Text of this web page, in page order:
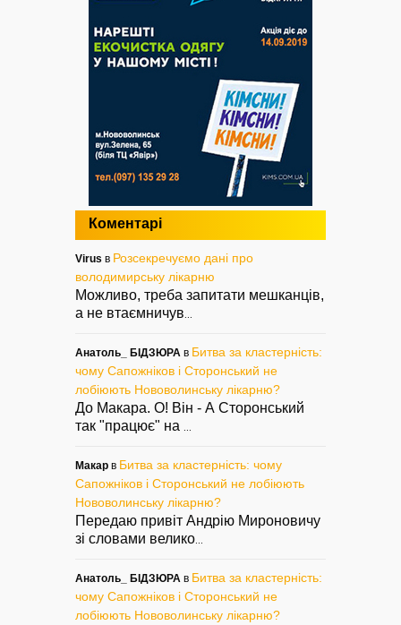
Коментарі
Virus в Розсекречуємо дані про
володимирську лікарню
Можливо, треба запитати мешканців,
а не втаємничув
Анатоль_ БІДЗЮРА в Битва за кластерність:
чому Сапожніков і Сторонський не
лобіюють Нововолинську лікарню?
До Макара. О! Він - А Сторонський
так "працює" на
Макар в Битва за кластерність: чому
Сапожніков і Сторонський не лобіюють
Нововолинську лікарню?
Передаю привіт Андрію Мироновичу
зі словами велико
Анатоль_ БІДЗЮРА в Битва за кластерність:
чому Сапожніков і Сторонський не
лобіюють Нововолинську лікарню?